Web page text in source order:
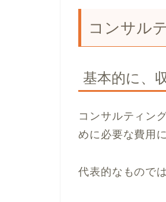
コンサル
基本的に、
コンサルティン
めに必要な費用
代表的なもので